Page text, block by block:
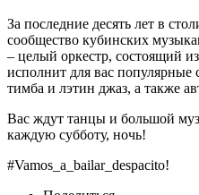
За последние десять лет в
сообщество кубинских
– целый оркестр, состоящий
исполнит для вас популярные
тимба и лэтин джаз, а также
Вас ждут танцы и большой
каждую субботу, ночь!
#Vamos_a_bailar_despacito!